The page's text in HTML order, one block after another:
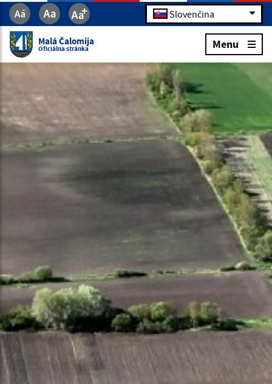
Slovenčina
Malá Čalomija
Oficiálna stránka Menu